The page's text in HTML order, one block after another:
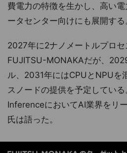
費電力の特徴を生かし、高い
ータセンター向けにも展開する
2027年に2ナノメートルプロ
FUJITSU-MONAKAだが、
ル、2031年にはCPUとNPUを
スノードの提供を予定してい
InferenceにおいてAI業界をリ
氏は語った。